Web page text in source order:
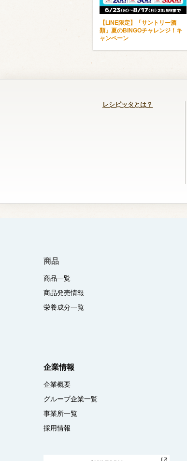
【LINE限定】「サントリー酒
類」夏のBINGOチャレンジ！キ
ャンペーン
レシピッタとは？
商品
商品一覧
商品発売情報
栄養成分一覧
企業情報
企業概要
グループ企業一覧
事業所一覧
採用情報